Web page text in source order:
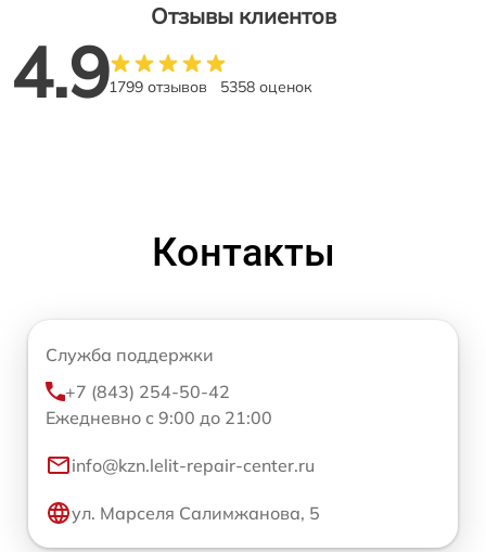
Отзывы клиентов
4.91799 отзывов 5358 оценок
Контакты
Служба поддержки
+7 (843) 254-50-42
Ежедневно с 9:00 до 21:00
info@kzn.lelit-repair-center.ru
ул. Марселя Салимжанова, 5